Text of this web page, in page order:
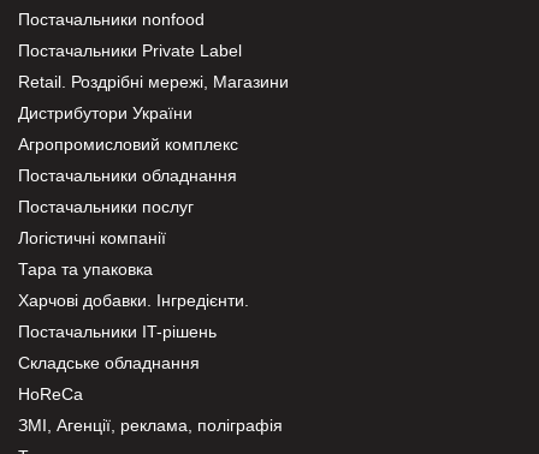
Постачальники nonfood
Постачальники Private Label
Retail. Роздрібні мережі, Магазини
Дистрибутори України
Агропромисловий комплекс
Постачальники обладнання
Постачальники послуг
Логістичні компанії
Тара та упаковка
Харчові добавки. Інгредієнти.
Постачальники IT-рішень
Складське обладнання
HoReCa
ЗМІ, Агенції, реклама, поліграфія